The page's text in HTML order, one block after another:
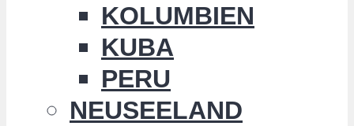
KOLUMBIEN
KUBA
PERU
NEUSEELAND